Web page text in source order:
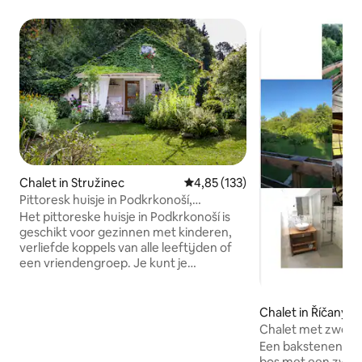
Chalet in Stružinec Gemiddelde beoordeling van
4,85 (133)
Pittoresk huisje in Podkrkonoší,
Stružinec
Het pittoreske huisje in Podkrkonoší is
geschikt voor gezinnen met kinderen,
verliefde koppels van alle leeftijden of
een vriendengroep. Je kunt je
Chalet in Říčany
Chalet met
vijver in Říčany
Een bakstenen